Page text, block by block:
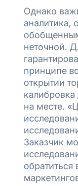
Однако
аналитика,
неточной.
принципе
открытии
на месте.
Заказчик